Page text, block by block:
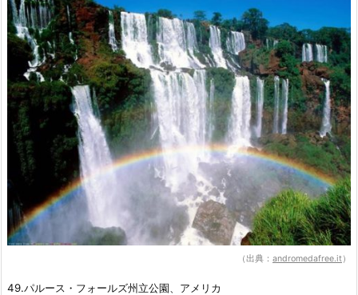
（出典： andromedafree.it）
49.パルース・フォールズ州立公園、アメリカ